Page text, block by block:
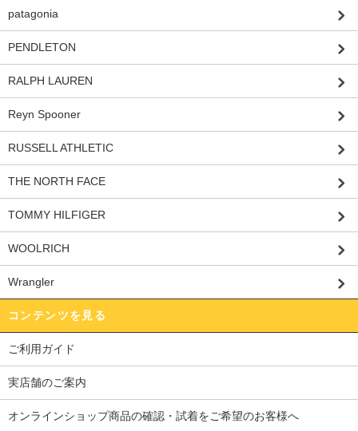
patagonia
PENDLETON
RALPH LAUREN
Reyn Spooner
RUSSELL ATHLETIC
THE NORTH FACE
TOMMY HILFIGER
WOOLRICH
Wrangler
コンテンツを見る
ご利用ガイド
実店舗のご案内
オンラインショップ商品の確認・試着をご希望のお客様へ